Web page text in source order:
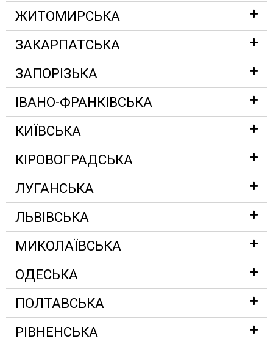
ЖИТОМИРСЬКА
ЗАКАРПАТСЬКА
ЗАПОРІЗЬКА
ІВАНО-ФРАНКІВСЬКА
КИЇВСЬКА
КІРОВОГРАДСЬКА
ЛУГАНСЬКА
ЛЬВІВСЬКА
МИКОЛАЇВСЬКА
ОДЕСЬКА
ПОЛТАВСЬКА
РІВНЕНСЬКА